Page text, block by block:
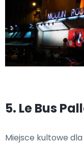
5. Le Bus
Miejsce kultowe